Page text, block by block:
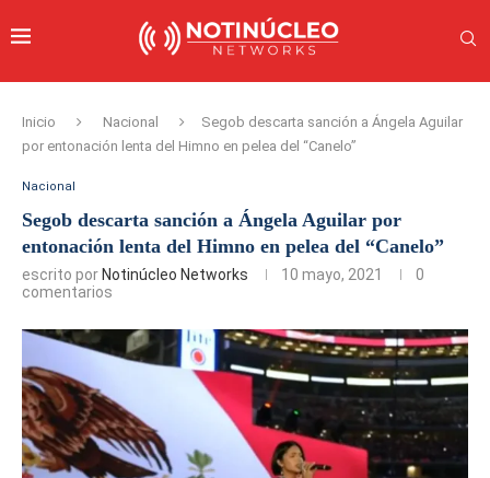
Inicio Nacional
Segob descarta sanción a Ángela Aguilar
por entonación lenta del Himno en pelea del “Canelo”
Nacional
Segob descarta sanción a Ángela Aguilar por
entonación lenta del Himno en pelea del “Canelo”
escrito por Notinúcleo Networks 10 mayo, 2021
0
comentarios